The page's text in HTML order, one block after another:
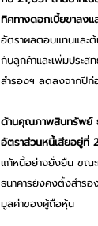
ทิศทางดอกเบี้ยขาลงแ
อัตราผลตอบแทนและ
กับลูกค้าและเพิ่มประสิ
สำรองฯ ลดลงจากปี
ด้านคุณภาพสินทรัพย์ ธ
อัตราส่วนหนี้เสียอยู่ที่
แก้หนี้อย่างยั่งยืน ขณ
ธนาคารยังคงตั้งสำร
มูลค่าของผู้ถือหุ้น